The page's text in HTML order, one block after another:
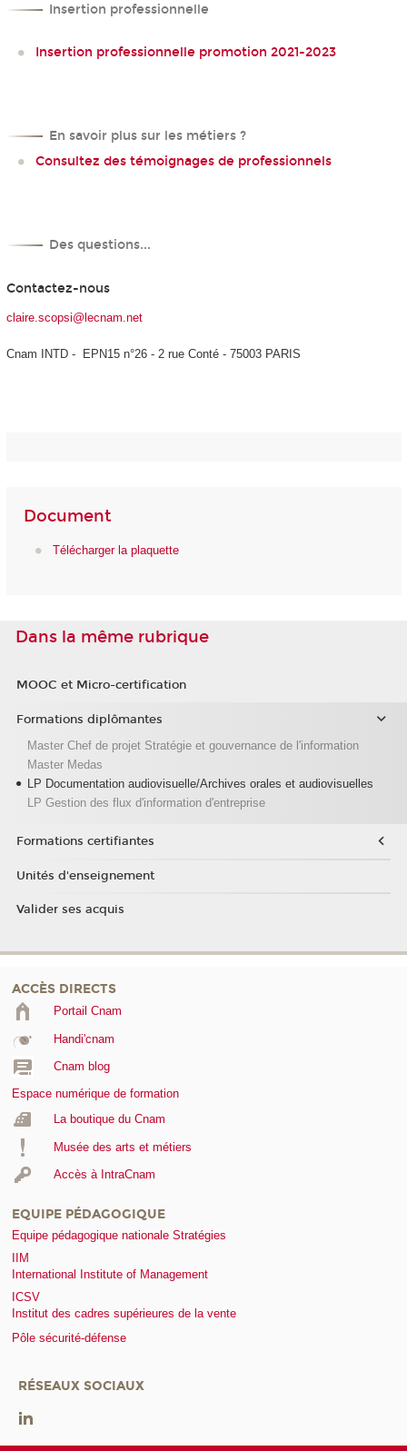
Insertion professionnelle
Insertion professionnelle promotion 2021-2023
En savoir plus sur les métiers ?
Consultez des témoignages de professionnels
Des questions...
Contactez-nous
claire.scopsi@lecnam.net
Cnam INTD - EPN15 n°26 - 2 rue Conté - 75003 PARIS
Document
Télécharger la plaquette
Dans la même rubrique
MOOC et Micro-certification
Formations diplômantes
Master Chef de projet Stratégie et gouvernance de l'information
Master Medas
LP Documentation audiovisuelle/Archives orales et audiovisuelles
LP Gestion des flux d'information d'entreprise
Formations certifiantes
Unités d'enseignement
Valider ses acquis
ACCÈS DIRECTS
Portail Cnam
Handi'cnam
Cnam blog
Espace numérique de formation
La boutique du Cnam
Musée des arts et métiers
Accès à IntraCnam
EQUIPE PÉDAGOGIQUE
Equipe pédagogique nationale Stratégies
IIM
International Institute of Management
ICSV
Institut des cadres supérieures de la vente
Pôle sécurité-défense
RÉSEAUX SOCIAUX